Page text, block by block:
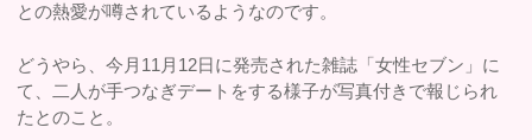
との熱愛が噂されているようなのです。
どうやら、今月11月12日に発売された雑誌「女性セブン」に
て、二人が手つなぎデートをする様子が写真付きで報じられ
たとのこと。